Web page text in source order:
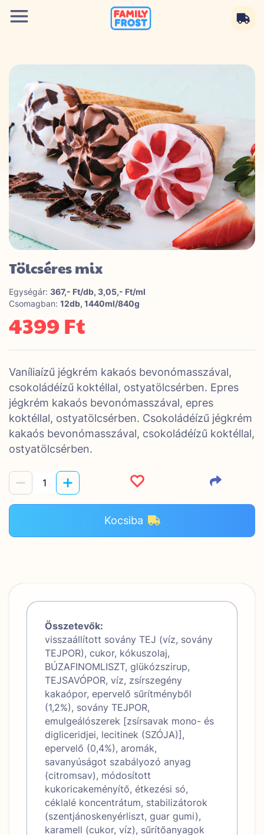
Tölcséres mix
Egységár: 367,- Ft/db, 3,05,- Ft/ml
Csomagban: 12db, 1440ml/840g
4399 Ft
Vaníliaízű jégkrém kakaós bevonómasszával,
csokoládéízű koktéllal, ostyatölcsérben. Epres
jégkrém kakaós bevonómasszával, epres
koktéllal, ostyatölcsérben. Csokoládéízű jégkrém
kakaós bevonómasszával, csokoládéízű koktéllal,
ostyatölcsérben.
Kocsiba
Összetevők:
visszaállított sovány TEJ (víz, sovány
TEJPOR), cukor, kókuszolaj,
BÚZAFINOMLISZT, glükózszirup,
TEJSAVÓPOR, víz, zsírszegény
kakaópor, epervelő sűrítményből
(1,2%), sovány TEJPOR,
emulgeálószerek [zsírsavak mono- és
digliceridjei, lecitinek (SZÓJA)],
epervelő (0,4%), aromák,
savanyúságot szabályozó anyag
(citromsav), módosított
kukoricakeményítő, étkezési só,
céklalé koncentrátum, stabilizátorok
(szentjánoskenyérliszt, guar gumi),
karamell (cukor, víz), sűrítőanyagok